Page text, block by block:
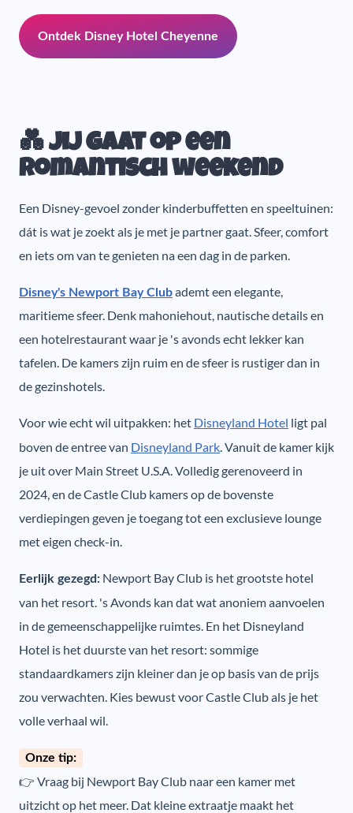
Ontdek Disney Hotel Cheyenne
💑 Jij gaat op een
romantisch weekend
Een Disney-gevoel zonder kinderbuffetten en speeltuinen:
dát is wat je zoekt als je met je partner gaat. Sfeer, comfort
en iets om van te genieten na een dag in de parken.
Disney's Newport Bay Clubademt een elegante,
maritieme sfeer. Denk mahoniehout, nautische details en
een hotelrestaurant waar je 's avonds echt lekker kan
tafelen. De kamers zijn ruim en de sfeer is rustiger dan in
de gezinshotels.
Voor wie echt wil uitpakken: het Disneyland Hotel ligt pal
boven de entree van Disneyland Park. Vanuit de kamer kijk
je uit over Main Street U.S.A. Volledig gerenoveerd in
2024, en de Castle Club kamers op de bovenste
verdiepingen geven je toegang tot een exclusieve lounge
met eigen check-in.
Eerlijk gezegd: Newport Bay Club is het grootste hotel
van het resort. 's Avonds kan dat wat anoniem aanvoelen
in de gemeenschappelijke ruimtes. En het Disneyland
Hotel is het duurste van het resort: sommige
standaardkamers zijn kleiner dan je op basis van de prijs
zou verwachten. Kies bewust voor Castle Club als je het
volle verhaal wil.
Onze tip:
👉 Vraag bij Newport Bay Club naar een kamer met
uitzicht op het meer. Dat kleine extraatje maakt het